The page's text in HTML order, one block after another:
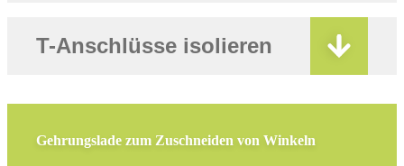
T-Anschlüsse isolieren
Gehrungslade zum Zuschneiden von Winkeln